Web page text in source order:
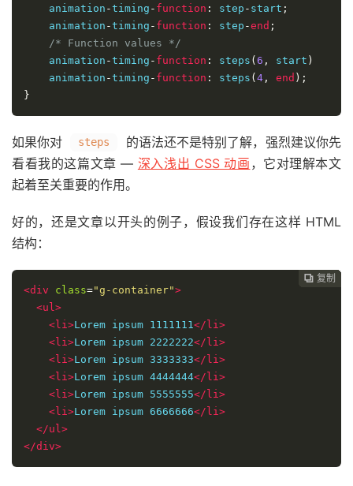
animation -timing - function : step - start ;
animation -timing - function : step -end ;
/* Function values */
animation -timing - function : steps ( 6 , start )
animation -timing - function : steps ( 4 , end );
}
如果你对 steps
的语法还不是特别了解，强烈建议你先
看看我的这篇文章 — 深入浅出 CSS 动画 ，它对理解本文
起着至关重要的作用。
好的，还是文章以开头的例子，假设我们存在这样 HTML
结构：
 复制
 复制
 复制
 复制
 复制
 复制
 复制
 复制
 复制
<div
class="g-container">
<ul>
<li>Lorem ipsum 1111111</li>
<li>Lorem ipsum 2222222</li>
<li>Lorem ipsum 3333333</li>
<li>Lorem ipsum 4444444</li>
<li>Lorem ipsum 5555555</li>
<li>Lorem ipsum 6666666</li>
</ul>
</div>